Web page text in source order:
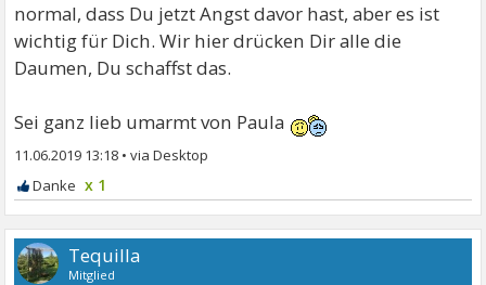
normal, dass Du jetzt Angst davor hast, aber es ist
wichtig für Dich. Wir hier drücken Dir alle die
Daumen, Du schaffst das.
Sei ganz lieb umarmt von Paula
11.06.2019 13:18 •
x 1
Tequilla
Mitglied